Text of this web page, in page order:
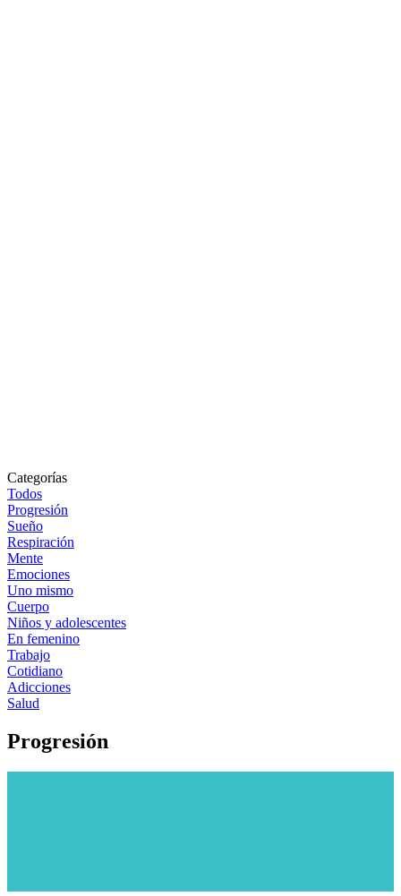
Categorías
Todos
Progresión
Sueño
Respiración
Mente
Emociones
Uno mismo
Cuerpo
Niños y adolescentes
En femenino
Trabajo
Cotidiano
Adicciones
Salud
Progresión